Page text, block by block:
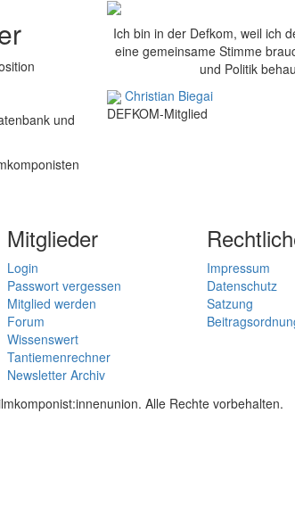
und
Ich bin in der Defkom, weil ich
eine gemeinsame Stimme
und Politik
Christian Biegai
DEFKOM-Mitglied
Mitglieder
Login
Passwort vergessen
Mitglied werden
Forum
Wissenswert
Tantiemenrechner
Newsletter Archiv
Impressum
Datenschutz
Satzung
Alle Rechte vorbehalten.